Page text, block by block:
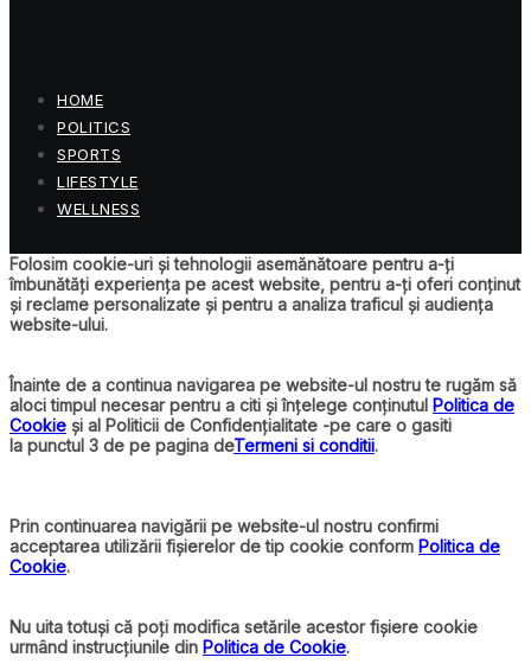
HOME
POLITICS
SPORTS
LIFESTYLE
WELLNESS
Folosim cookie-uri și tehnologii asemănătoare pentru a-ți
îmbunătăți experiența pe acest website, pentru a-ți oferi conținut
și reclame personalizate și pentru a analiza traficul și audiența
website-ului.
Înainte de a continua navigarea pe website-ul nostru te rugăm să
aloci timpul necesar pentru a citi și înțelege conținutul Politica de
Cookie și al Politicii de Confidențialitate -pe care o gasiti
la punctul 3 de pe pagina deTermeni si conditii.
Prin continuarea navigării pe website-ul nostru confirmi
acceptarea utilizării fișierelor de tip cookie conform Politica de
Cookie.
Nu uita totuși că poți modifica setările acestor fișiere cookie
urmând instrucțiunile din Politica de Cookie.